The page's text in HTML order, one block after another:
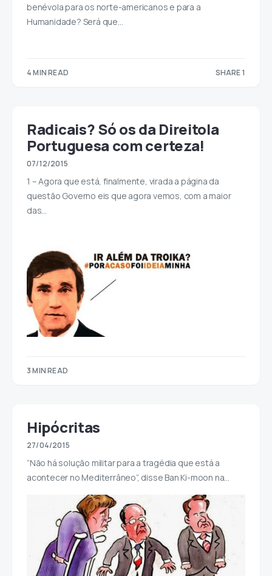
benévola para os norte-americanos e para a
Humanidade? Será que…
4 MIN READ SHARE 1
Radicais? Só os da Direitola
Portuguesa com certeza!
07/12/2015
1 – Agora que está, finalmente, virada a página da
questão Governo eis que agora vemos, com a maior
das…
3 MIN READ
Hipócritas
27/04/2015
“Não há solução militar para a tragédia que está a
acontecer no Mediterrâneo”, disse Ban Ki-moon na…